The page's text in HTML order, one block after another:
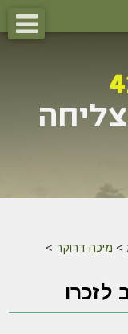
> מיכה דרוקר >
לזכרו